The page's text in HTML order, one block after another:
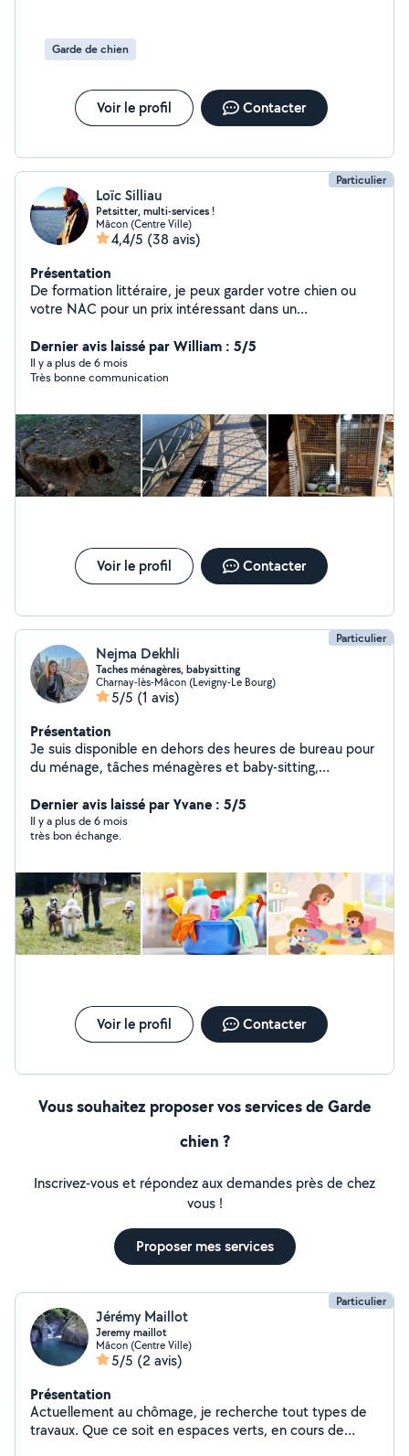
Garde de chien
Voir le profil Contacter
Particulier
Loïc Silliau
Petsitter, multi-services !
Mâcon (Centre Ville)
4,4/5 (38 avis)
Présentation
De formation littéraire, je peux garder votre chien ou
votre NAC pour un prix intéressant dans un
aux devoirs au niveau primaire et collège, faire du baby-
sitting, vous coacher pour différents objectifs dont arrêt
du tabac, prendre des photos lors de soirées ou
d'alphabétisation et plein d'autres choses encore... Je
loue pour une soirée ou quelques jours : gaufrier-
croque-monsieur 2 en 1, service à fondue, webcam,
drone etc... N'hésitez pas à me contacter ! À bientôt !
Dernier avis laissé par William : 5/5
Il y a plus de 6 mois
Très bonne communication
Voir le profil Contacter
Particulier
Nejma Dekhli
Taches ménagères, babysitting
Charnay-lès-Mâcon (Levigny-Le Bourg)
5/5 (1 avis)
Présentation
Je suis disponible en dehors des heures de bureau pour
du ménage, tâches ménagères et baby-sitting,
Dernier avis laissé par Yvane : 5/5
Il y a plus de 6 mois
très bon échange.
Voir le profil Contacter
Vous souhaitez proposer vos services de Garde
chien ?
Inscrivez-vous et répondez aux demandes près de chez
vous !
Proposer mes services
Particulier
Jérémy Maillot
Jeremy maillot
Mâcon (Centre Ville)
5/5 (2 avis)
Présentation
Actuellement au chômage, je recherche tout types de
travaux. Que ce soit en espaces verts, en cours de